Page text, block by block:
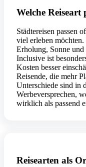
Welche Reiseart
Städtereisen passen
viel erleben
Erholung, Sonne
Inclusive ist
Kosten besser
Reisende, die mehr
Unterschiede sind in
Werbeversprechen,
wirklich als passend
Reisearten als